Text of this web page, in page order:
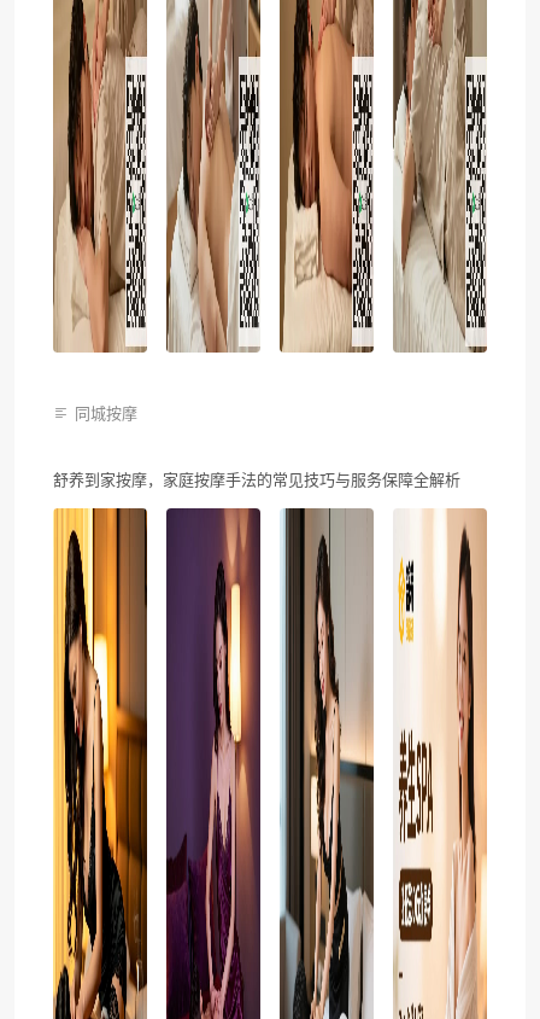
同城按摩
舒养到家按摩，家庭按摩手法的常见技巧与服务保障全解析